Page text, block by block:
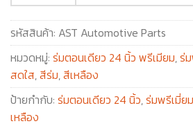
รหัสสินค้า: AST Automotive Parts
หมวดหมู่: ร่มตอนเดียว 24 นิ้ว พรีเมียม,ร่
สดใส,สีร่ม,สีเหลือง
ป้ายกำกับ: ร่มตอนเดียว 24 นิ้ว,ร่มพรีเมี่ยม
เหลือง